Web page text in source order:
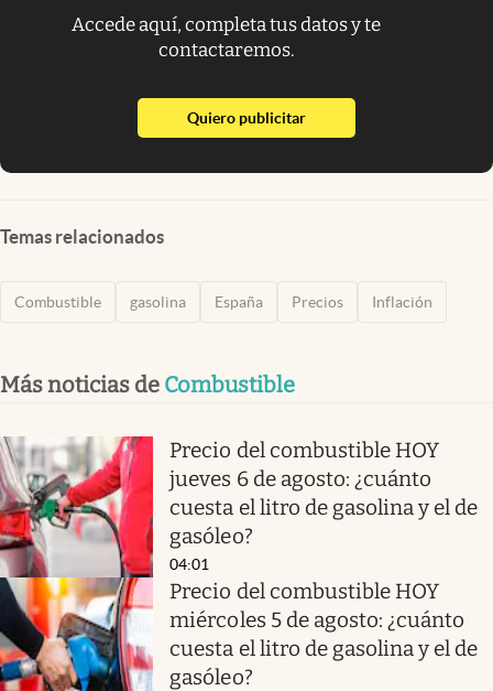
Accede aquí, completa tus datos y te
contactaremos.
Quiero publicitarabre en nueva pestaña
Temas relacionados
Combustible gasolina España Precios Inflación
Más noticias de Combustible
Precio del combustible HOY
jueves 6 de agosto: ¿cuánto
cuesta el litro de gasolina y el de
gasóleo?
04:01
Precio del combustible HOY
miércoles 5 de agosto: ¿cuánto
cuesta el litro de gasolina y el de
gasóleo?